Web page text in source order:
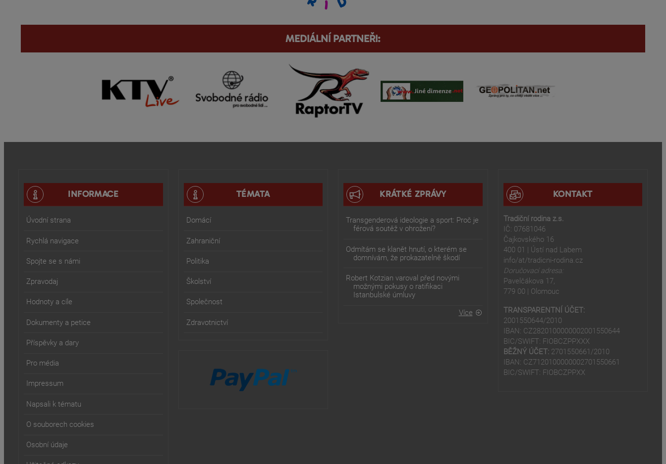
MEDIÁLNÍ PARTNEŘI:
INFORMACE
Úvodní strana
Rychlá navigace
Spojte se s námi
Zpravodaj
Hodnoty a cíle
Dokumenty a petice
Příspěvky a dary
Pro média
Impressum
Napsali k tématu
O souborech cookies
Osobní údaje
TÉMATA
Domácí
Zahraniční
Politika
Školství
Společnost
Zdravotnictví
KRÁTKÉ ZPRÁVY
Transgenderová ideologie a sport: Proč je
férová soutěž v ohrožení?
Odmítám se klanět hnutí, o kterém se
domnívám, že prokazatelně škodí
Robert Kotzian varoval před novými
možnými pokusy o ratifikaci
Istanbulské úmluvy
Více
KONTAKT
Tradiční rodina z.s.
IČ: 07681046
Čajkovského 16
400 01 | Ústí nad Labem
info/at/tradicni-rodina.cz
Doručovací adresa:
Pavelčákova 17,
779 00 | Olomouc
TRANSPARENTNÍ ÚČET:
2001550644/2010
IBAN: CZ2820100000002001550644
BIC/SWIFT: FIOBCZPPXXX
BĚŽNÝ ÚČET:2701550661/2010
IBAN: CZ7120100000002701550661
BIC/SWIFT: FIOBCZPPXX